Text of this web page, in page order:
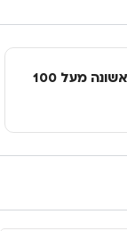
ללקוחות חדשים! 10% הנחה בקנייה ראשונה מעל 100